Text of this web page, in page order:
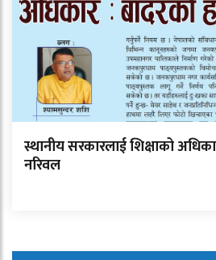
स्थानीय सरकारलाई शिक्षाको
नरिवल